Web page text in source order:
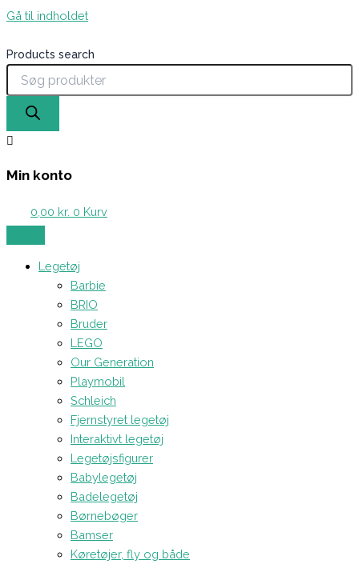
Gå til indholdet
Products search
Min konto
0,00 kr. 0 Kurv
Legetøj
Barbie
BRIO
Bruder
LEGO
Our Generation
Playmobil
Schleich
Fjernstyret legetøj
Interaktivt legetøj
Legetøjsfigurer
Babylegetøj
Badelegetøj
Børnebøger
Bamser
Køretøjer, fly og både